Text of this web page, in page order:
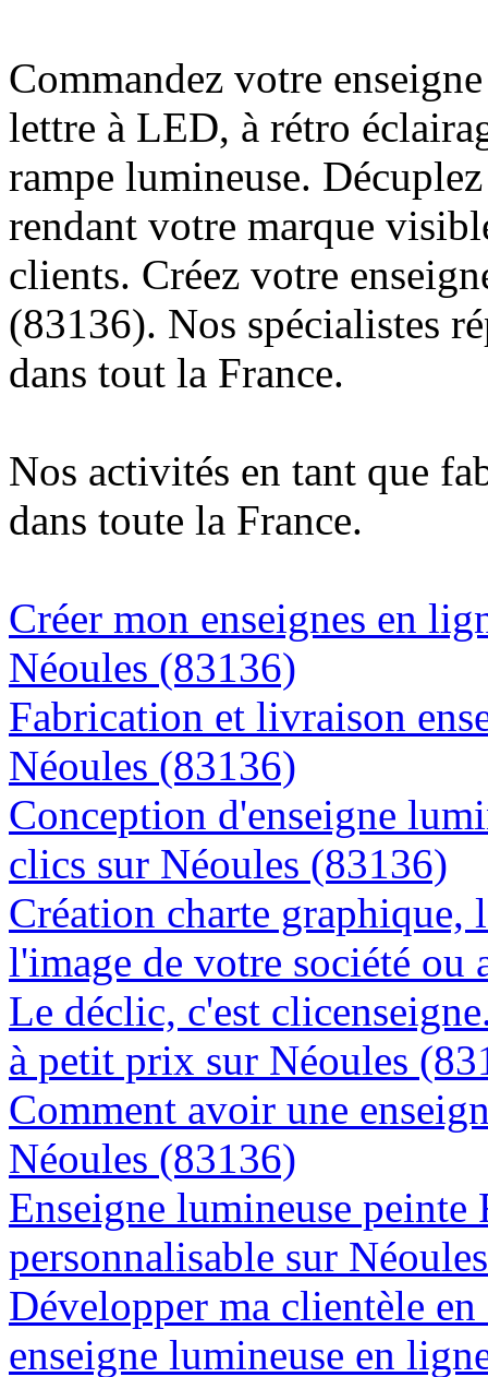
Commandez votre
lettre à LED, à rétro
rampe lumineuse.
rendant votre marque
clients. Créez votre
(83136). Nos spécialistes
dans tout la France.
Nos activités en tant que
dans toute la France.
Créer mon enseignes en
Néoules (83136)
Fabrication et livraison
Néoules (83136)
Conception d'enseigne
clics sur Néoules (83136)
Création charte graphique,
l'image de votre société
Le déclic, c'est
à petit prix sur Néoules
Comment avoir une
Néoules (83136)
Enseigne lumineuse
personnalisable sur
Développer ma clientèle
enseigne lumineuse en